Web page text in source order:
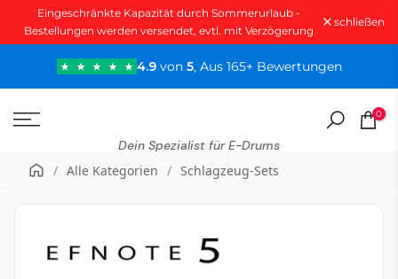
Zum
Inhalt
springen
Eingeschränkte Kapazität durch Sommerurlaub -
Bestellungen werden versendet, evtl. mit Verzögerung
schließen
4.9von 5, Aus 165+ Bewertungen
Dein Spezialist für E-Drums
0
/ Alle Kategorien / Schlagzeug-Sets